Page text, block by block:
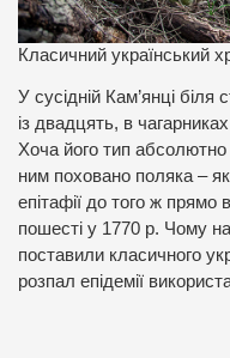
Класичний український
У сусідній Кам’янці біля
із двадцять, в
Хоча його тип абсолютно
ним поховано поляка –
епітафії до того ж прямо
пошесті у 1770 р. Чому
поставили класичного
розпал епідемії